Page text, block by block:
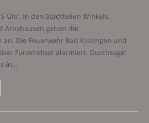
Uhr. In den Stadtteilen Winkels,
Arnshausen gehen die
an. Die Feuerwehr Bad Kissingen und
Funkmelder alarmiert. Durchsage:
in…